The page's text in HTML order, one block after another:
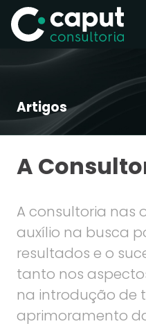
Artigos
A
A consultoria nas
auxílio na busca
resultados e o
tanto nos
na introdução de
aprimoramento